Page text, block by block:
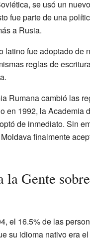
se usó un
fue parte de una
a Rusia.
latino fue adoptado de
reglas de
Rumana cambió las
en 1992, la Academia
de inmediato. Sin
finalmente
la Gente
el 16.5% de las
su idioma nativo era